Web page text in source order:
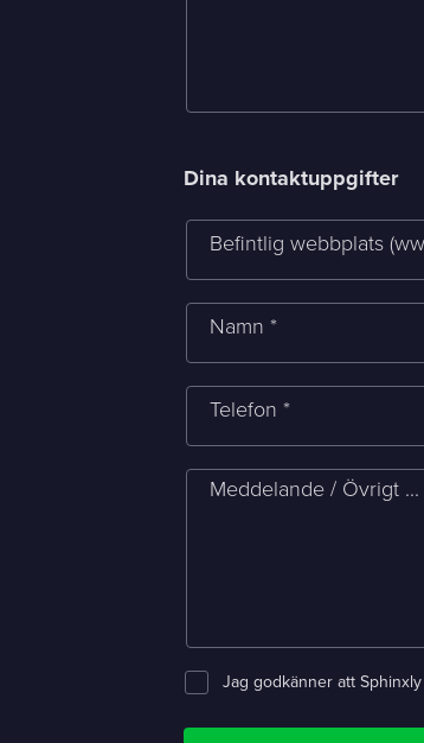
Dina kontaktuppgifter
Befintlig webbplats
Namn *
Telefon *
Meddelande / Övrigt ...
Jag godkänner att